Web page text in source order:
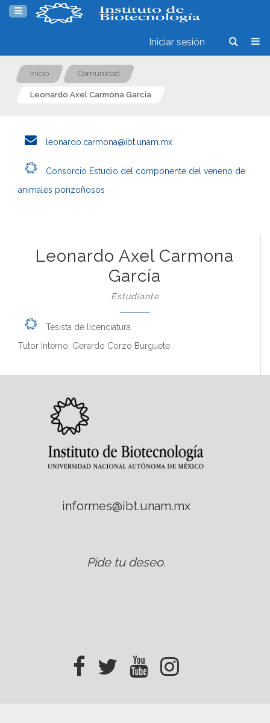
Iniciar sesión
Inicio Comunidad
Leonardo Axel Carmona García
leonardo.carmona@ibt.unam.mx
Consorcio Estudio del componente del veneno de
animales ponzoñosos
Leonardo Axel Carmona
García
Estudiante
Tesista de licenciatura
Tutor Interno: Gerardo Corzo Burguete
informes@ibt.unam.mx
Pide tu deseo.